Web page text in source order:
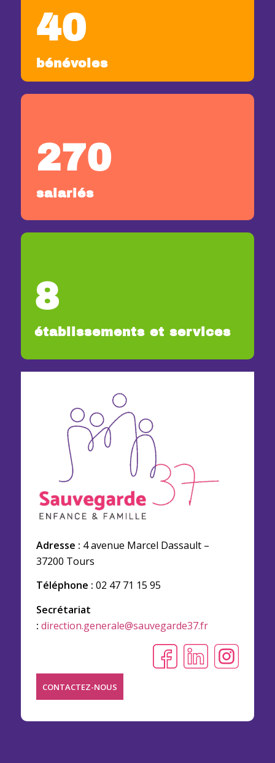
40
bénévoles
270
salariés
8
établissements et services
Adresse : 4 avenue Marcel Dassault –
37200 Tours
Téléphone : 02 47 71 15 95
Secrétariat
: direction.generale@sauvegarde37.fr
CONTACTEZ-NOUS